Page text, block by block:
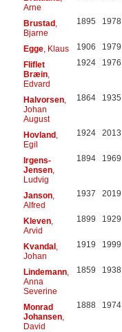
Arne
Brustad,
Bjarne
1895 1978
Egge, Klaus 1906 1979
Fliflet
Bræin,
Edvard
1924 1976
Halvorsen,
Johan
August
1864 1935
Hovland,
Egil
1924 2013
Irgens-
Jensen,
Ludvig
1894 1969
Janson,
Alfred
1937 2019
Kleven,
Arvid
1899 1929
Kvandal,
Johan
1919 1999
Lindemann,
Anna
Severine
1859 1938
Monrad
Johansen,
David
1888 1974